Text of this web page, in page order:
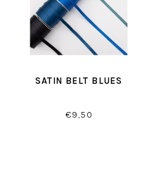
SATIN BELT BLUES
€9,50